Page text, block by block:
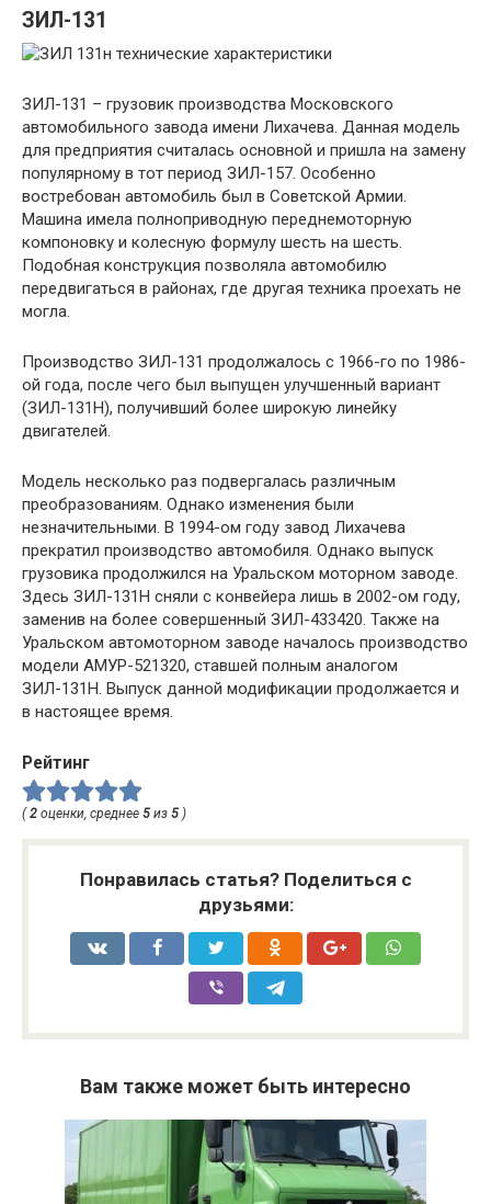
ЗИЛ-131
ЗИЛ-131 – грузовик производства Московского
автомобильного завода имени Лихачева. Данная модель
для предприятия считалась основной и пришла на замену
популярному в тот период ЗИЛ-157. Особенно
востребован автомобиль был в Советской Армии.
Машина имела полноприводную переднемоторную
компоновку и колесную формулу шесть на шесть.
Подобная конструкция позволяла автомобилю
передвигаться в районах, где другая техника проехать не
могла.
Производство ЗИЛ-131 продолжалось с 1966-го по 1986-
ой года, после чего был выпущен улучшенный вариант
(ЗИЛ-131Н), получивший более широкую линейку
двигателей.
Модель несколько раз подвергалась различным
преобразованиям. Однако изменения были
незначительными. В 1994-ом году завод Лихачева
прекратил производство автомобиля. Однако выпуск
грузовика продолжился на Уральском моторном заводе.
Здесь ЗИЛ-131Н сняли с конвейера лишь в 2002-ом году,
заменив на более совершенный ЗИЛ-433420. Также на
Уральском автомоторном заводе началось производство
модели АМУР-521320, ставшей полным аналогом
ЗИЛ-131Н. Выпуск данной модификации продолжается и
в настоящее время.
Рейтинг
( 2 оценки, среднее 5 из 5 )
Понравилась статья? Поделиться с
друзьями:
Вам также может быть интересно